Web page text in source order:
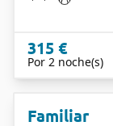
315 €
Por 2 noche(s)
Familiar